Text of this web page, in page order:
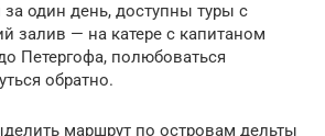
один день, доступны туры с
залив — на катере с капитаном
Петергофа, полюбоваться
обратно.
маршрут по островам дельты